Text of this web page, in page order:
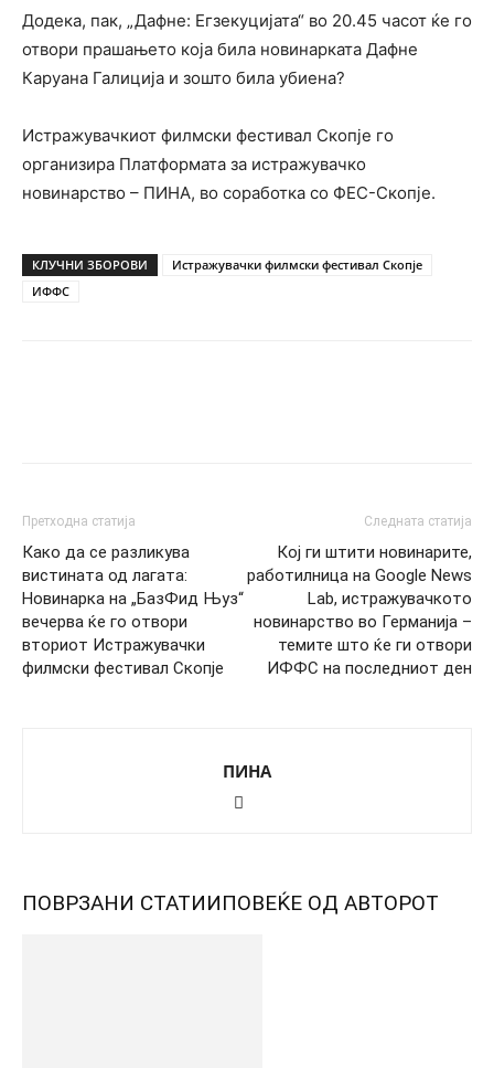
Додека, пак, „Дафне: Егзекуцијата“ во 20.45 часот ќе го
отвори прашањето која била новинарката Дафне
Каруана Галиција и зошто била убиена?
Истражувачкиот филмски фестивал Скопје го
организира Платформата за истражувачко
новинарство – ПИНА, во соработка со ФЕС-Скопје.
КЛУЧНИ ЗБОРОВИ
Истражувачки филмски фестивал Скопје
ИФФС
Претходна статија
Како да се разликува
вистината од лагата:
Новинарка на „БазФид Њуз“
вечерва ќе го отвори
вториот Истражувачки
филмски фестивал Скопје
Следната статија
Кој ги штити новинарите,
работилница на Google News
Lab, истражувачкото
новинарство во Германија –
темите што ќе ги отвори
ИФФС на последниот ден
ПИНА
ПОВРЗАНИ СТАТИИПОВЕЌЕ ОД АВТОРОТ